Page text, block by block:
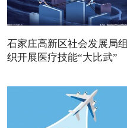
石家庄高新区社会发展局组
织开展医疗技能“大比武”